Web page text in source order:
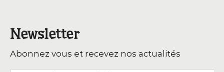
Newsletter
Abonnez vous et recevez nos actualités